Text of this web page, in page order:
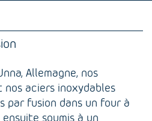
Allemagne, nos
aciers inoxydables
par fusion dans un four à
soumis à un